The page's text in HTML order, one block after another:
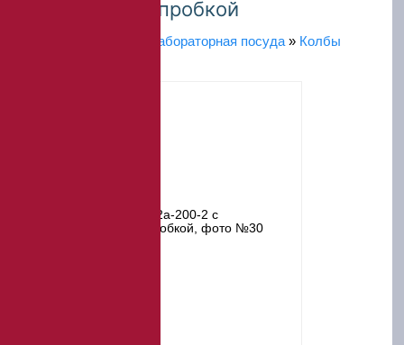
пластиковой пробкой
Лабораторная посуда » Колбы